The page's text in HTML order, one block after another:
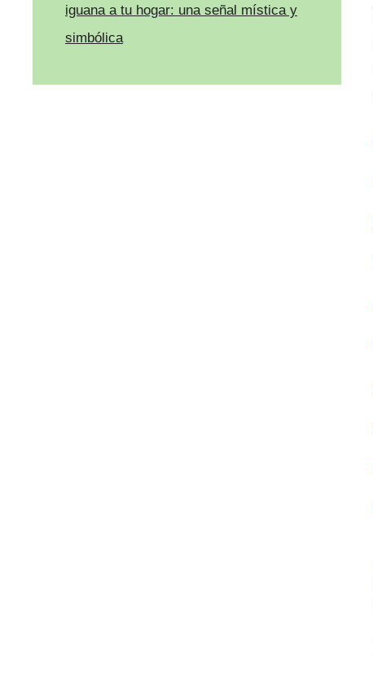
iguana a tu hogar: una señal mística y
simbólica